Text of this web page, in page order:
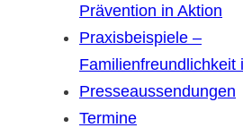
Prävention in Aktion
Praxisbeispiele –
Familienfreundlichkeit
Presseaussendungen
Termine